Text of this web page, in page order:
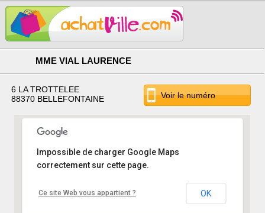
MME VIAL LAURENCE
6 LA TROTTELEE
88370 BELLEFONTAINE
Voir le numéro
Impossible de charger Google Maps
correctement sur cette page.
Ce site Web vous appartient ? OK